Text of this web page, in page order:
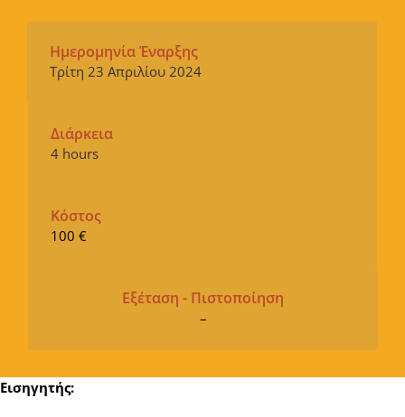
Ημερομηνία Έναρξης
Τρίτη 23 Απριλίου 2024
Διάρκεια
4 hours
Κόστος
100 €
Εξέταση - Πιστοποίηση
–
Εισηγητής: